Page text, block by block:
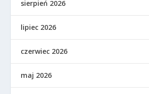
sierpień 2026
lipiec 2026
czerwiec 2026
maj 2026